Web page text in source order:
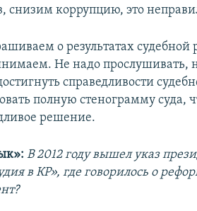
снизим коррупцию, это
о результатах
Не надо прослушивать,
справедливости
полную стенограмму суда,
решение.
В 2012 году вышел указ
в КР», где говорилось о